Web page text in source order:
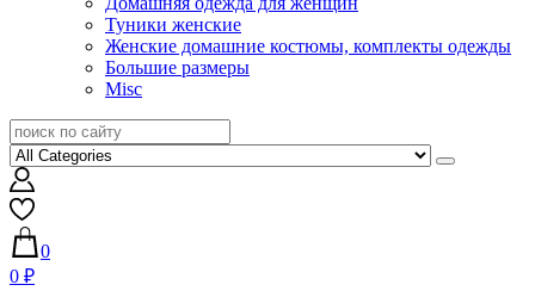
Туники женские
Женские домашние костюмы, комплекты одежды
Большие размеры
Misc
0
0 ₽